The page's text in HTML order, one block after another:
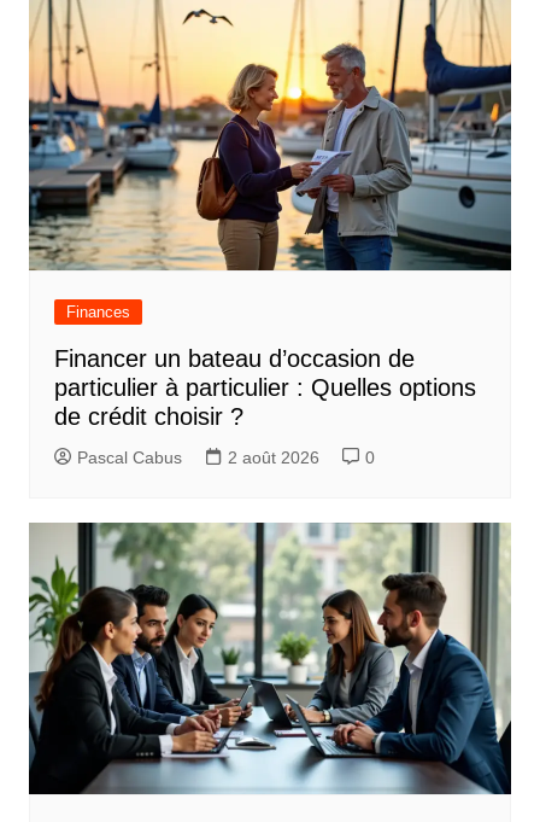
Finances
Financer un bateau d’occasion de
particulier à particulier : Quelles options
de crédit choisir ?
Pascal Cabus 2 août 2026 0